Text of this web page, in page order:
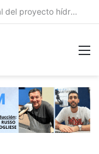
HURLINGAM: IMPORTANTE: REPAVIMENTACIÓN DE VERGARA Y OBRA HIDRÁULICA EN ORIGONE